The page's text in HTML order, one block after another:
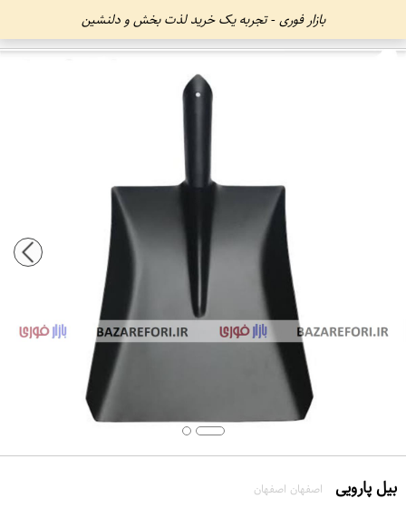
بازار فوری - تجربه یک خرید لذت بخش و دلنشین
بیل پارویی اصفهان اصفهان